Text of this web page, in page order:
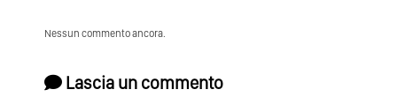
Nessun commento ancora.
Lascia un commento